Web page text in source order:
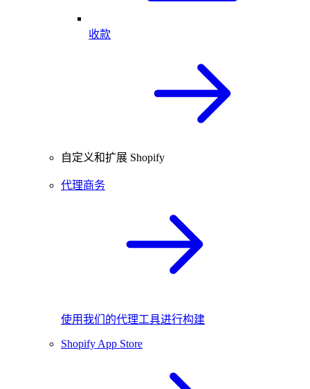
收款
自定义和扩展 Shopify
代理商务
使用我们的代理工具进行构建
Shopify App Store